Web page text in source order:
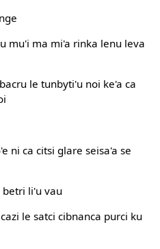
mu'i ma mi'a rinka lenu leva
le tunbyti'u noi ke'a ca
ni ca citsi glare seisa'a se
betri li'u vau
le satci cibnanca purci ku